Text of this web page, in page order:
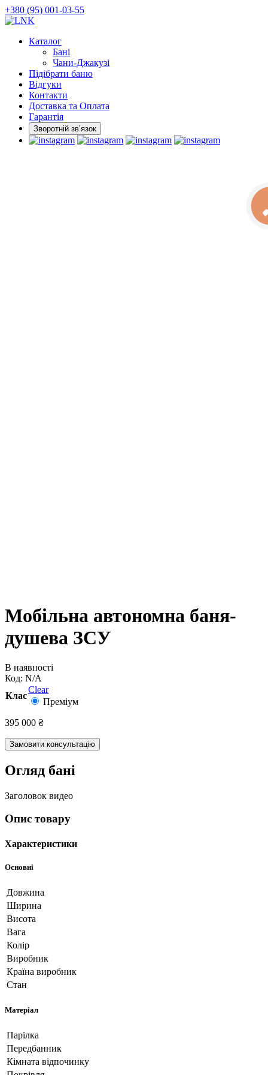
Skip
to
content
+380 (95) 001-03-55
Каталог
Бані
Чани-Джакузі
Підібрати баню
Відгуки
Контакти
Доставка та Оплата
Гарантія
Зворотній звʼязок
Мобільна автономна баня-
душева ЗСУ
В наявності
Код: N/A
Клас
Clear
Преміум
395 000 ₴
Замовити консультацію
Огляд бані
Заголовок видео
Опис товару
Характеристики
Основні
Довжина
Ширина
Висота
Вага
Колір
Виробник
Країна виробник
Стан
Матеріал
Парілка
Передбанник
Кімната відпочинку